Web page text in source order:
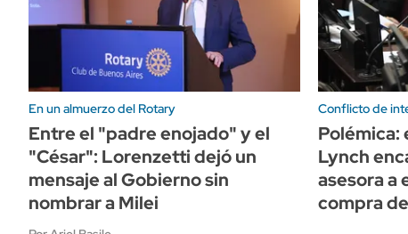
En un almuerzo del Rotary
Entre el "padre enojado" y el
"César": Lorenzetti dejó un
mensaje al Gobierno sin
nombrar a Milei
Conflicto de
Polémica:
Lynch
asesora a
compra